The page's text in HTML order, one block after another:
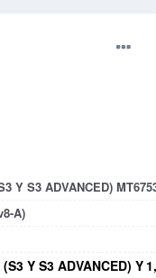
Y S3 ADVANCED)
A)
(S3 Y S3 ADVANCED) Y